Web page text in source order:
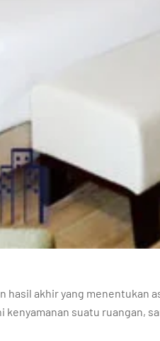
hasil akhir yang menentukan
suatu ruangan,